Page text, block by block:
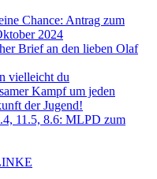
Chance: Antrag zum
2024
Brief an den lieben Olaf
vielleicht du
Kampf um jeden
der Jugend!
11.5, 8.6: MLPD zum